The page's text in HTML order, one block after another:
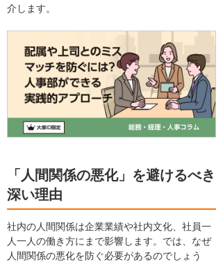
介します。
「人間関係の悪化」を避けるべき
深い理由
社内の人間関係は企業業績や社内文化、社員一
人一人の働き方にまで影響します。では、なぜ
人間関係の悪化を防ぐ必要があるのでしょう